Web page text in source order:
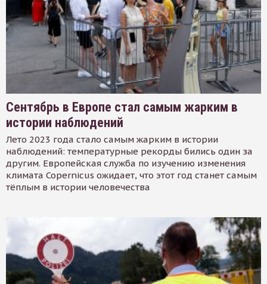
Сентябрь в Европе стал самым жарким в
истории наблюдений
Лето 2023 года стало самым жарким в истории
наблюдений: температурные рекорды бились один за
другим. Европейская служба по изучению изменения
климата Copernicus ожидает, что этот год станет самым
тёплым в истории человечества